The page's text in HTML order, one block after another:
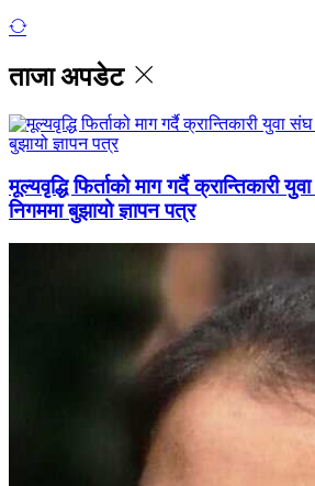
ताजा अपडेट
मूल्यवृद्धि फिर्ताको माग गर्दै
निगममा बुझायो ज्ञापन पत्र